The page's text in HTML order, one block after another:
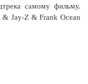
самому фильму.
Jay-Z & Frank Ocean